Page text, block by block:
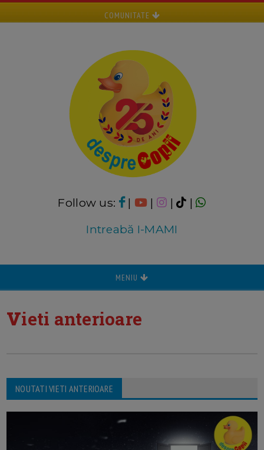
COMUNITATE
Follow us: | | |
|
Intreabă I-MAMI
MENIU
vieti anterioare
NOUTATI VIETI ANTERIOARE